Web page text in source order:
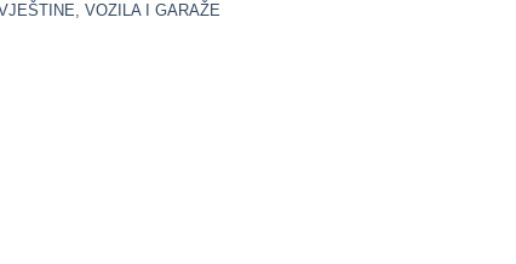
, VOZILA I GARAŽE